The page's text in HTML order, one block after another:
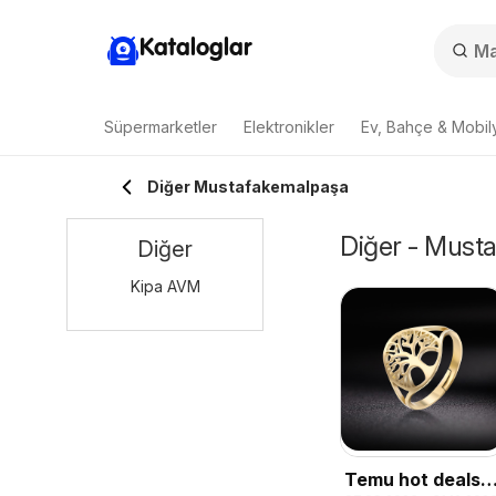
Kataloglar
Süpermarketler Elektronikler Ev, Bahçe &
Diğer Mustafakemalpaşa
Diğer -
Temu hot deals –
Diğer
Kipa AVM